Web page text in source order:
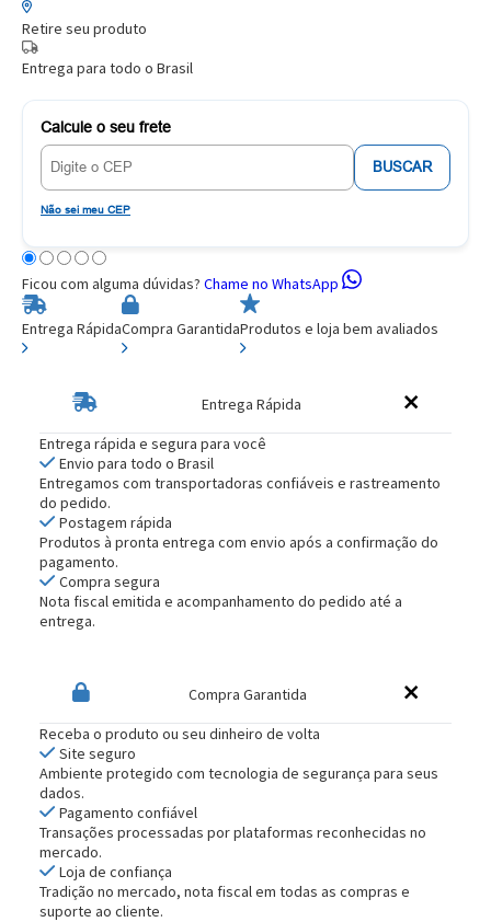
Retire seu produto
Entrega para todo o Brasil
Calcule o seu frete
BUSCAR
Não sei meu CEP
Ficou com alguma dúvidas? Chame no WhatsApp
Entrega RápidaCompra GarantidaProdutos e loja bem avaliados
Entrega Rápida
Entrega rápida e segura para você
Envio para todo o Brasil
Entregamos com transportadoras confiáveis e rastreamento
do pedido.
Postagem rápida
Produtos à pronta entrega com envio após a confirmação do
pagamento.
Compra segura
Nota fiscal emitida e acompanhamento do pedido até a
entrega.
Compra Garantida
Receba o produto ou seu dinheiro de volta
Site seguro
Ambiente protegido com tecnologia de segurança para seus
dados.
Pagamento confiável
Transações processadas por plataformas reconhecidas no
mercado.
Loja de confiança
Tradição no mercado, nota fiscal em todas as compras e
suporte ao cliente.